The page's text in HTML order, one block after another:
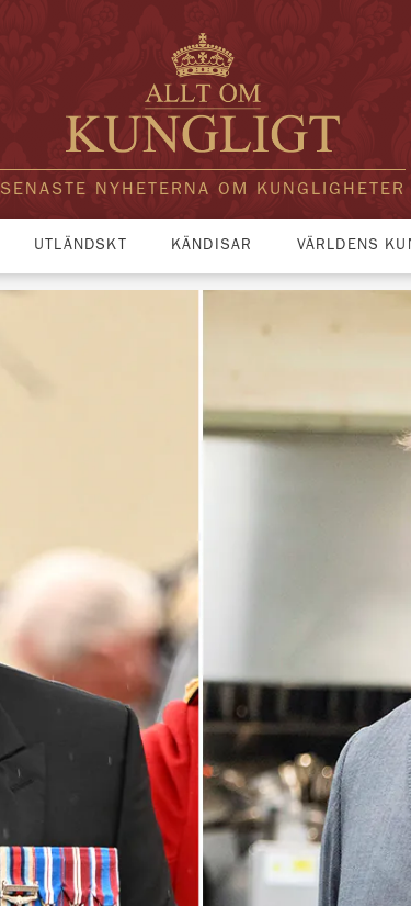
SENASTE NYHETERNA OM KUNGLIGHETER
UTLÄNDSKT KÄNDISAR VÄRLDENS